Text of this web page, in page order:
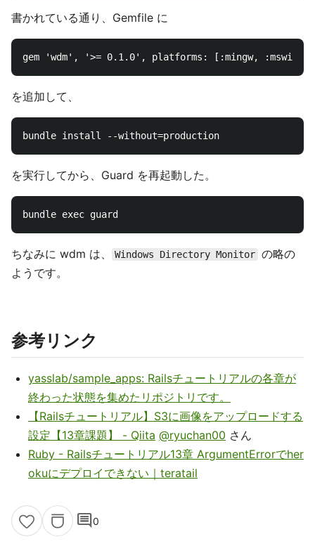
書かれている通り、Gemfile に
を追加して、
を実行してから、Guard を再起動した。
ちなみに wdm は、 Windows Directory Monitor の略の
ようです。
参考リンク
yasslab/sample_apps: Railsチュートリアルの各章が
終わった状態を集めたリポジトリです。
【Railsチュートリアル】S3に画像をアップロードする
設定【13章課題】 - Qiita @ryuchan00 さん
Ruby - Railsチュートリアル13章 ArgumentErrorでher
okuにデプロイできない｜teratail
comment0